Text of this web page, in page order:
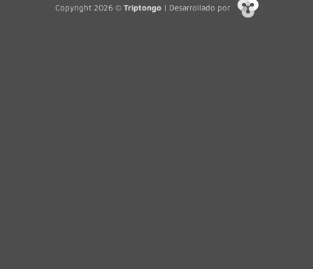
Copyright 2026 © Triptongo| Desarrollado por